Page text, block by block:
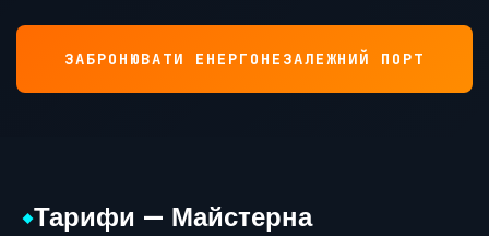
ЗАБРОНЮВАТИ ЕНЕРГОНЕЗАЛЕЖНИЙ ПОРТ
◆Тарифи — Майстерна